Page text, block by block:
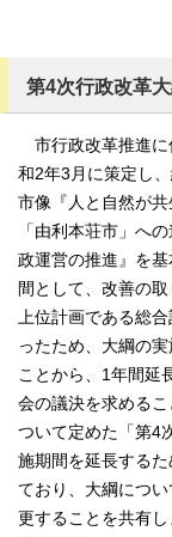
第4次行政改革
市行政改革推進に
和2年3月に策定し
市像『人と自然が
「由利本荘市」へ
政運営の推進』を
間として、改善の
上位計画である総
ったため、大綱の
ことから、1年間延
会の議決を求める
ついて定めた「第4
施期間を延長する
ており、大綱につ
更することを共有